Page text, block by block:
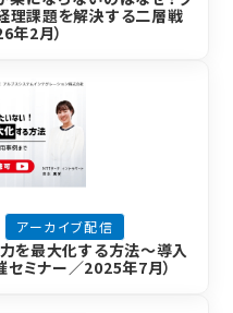
理課題を解決する二層戦
年2月）
アーカイブ配信
を最大化する方法～導入
ミナー／2025年7月）